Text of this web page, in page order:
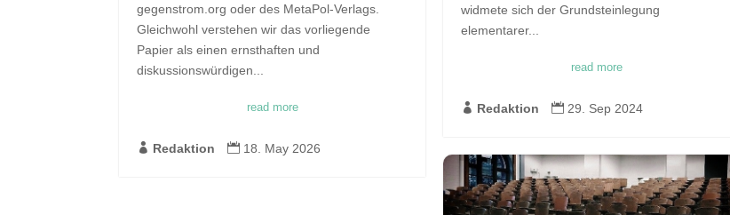
gegenstrom.org oder des MetaPol-Verlags.
Gleichwohl verstehen wir das vorliegende
Papier als einen ernsthaften und
diskussionswürdigen...
read more
 Redaktion  18. May 2026
widmete sich der Grundsteinlegung
elementarer...
read more
 Redaktion  29. Sep 2024